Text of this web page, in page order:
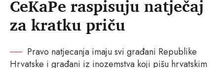
CeKaPe raspisuju natječaj
za kratku priču
Pravo natjecanja imaju svi građani Republike
Hrvatske i građani iz inozemstva koji pišu hrvatskim